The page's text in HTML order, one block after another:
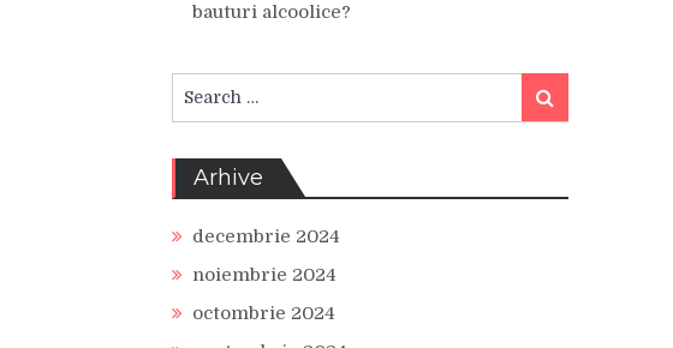
bauturi alcoolice?
for:
Search
Arhive
decembrie 2024
noiembrie 2024
octombrie 2024